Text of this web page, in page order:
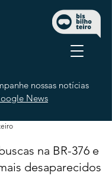
nossas notícias
News
na BR-376 e
desaparecidos